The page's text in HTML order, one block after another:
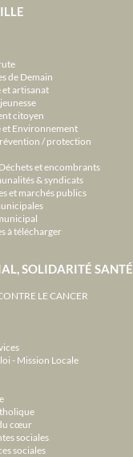
de Demain
et artisanat
citoyen
et Environnement
/ protection
et encombrants
& syndicats
et marchés publics
à télécharger
SOLIDARITÉ SANTÉ
LE CANCER
- Mission Locale
cœur
sociales
sociales